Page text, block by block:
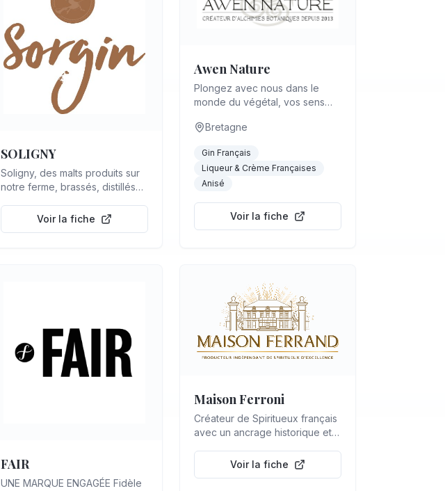
SOLIGNY
Soligny, des malts produits sur
notre ferme, brassés, distillés
famille Godier, champenois...
Voir la fiche
Awen Nature
Plongez avec nous dans le
monde du végétal, vos sens
de nos sirops, liqueurs, gins,
Bretagne
Gin Français
Liqueur & Crème Françaises
Anisé
Voir la fiche
FAIR
UNE MARQUE ENGAGÉE Fidèle
Maison Ferroni
Créateur de Spiritueux français
avec un ancrage historique et
Voir la fiche